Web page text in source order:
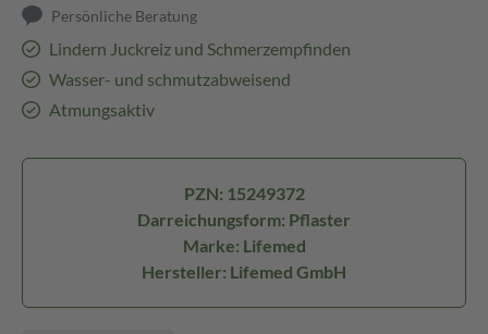
Persönliche Beratung
Lindern Juckreiz und Schmerzempfinden
Wasser- und schmutzabweisend
Atmungsaktiv
PZN: 15249372
Darreichungsform: Pflaster
Marke: Lifemed
Hersteller: Lifemed GmbH